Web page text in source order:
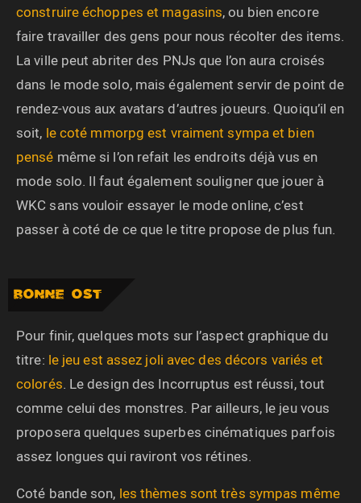
construire échoppes et magasins, ou bien encore
faire travailler des gens pour nous récolter des items.
La ville peut abriter des PNJs que l’on aura croisés
dans le mode solo, mais également servir de point de
rendez-vous aux avatars d’autres joueurs. Quoiqu’il en
soit, le coté mmorpg est vraiment sympa et bien
pensé même si l’on refait les endroits déjà vus en
mode solo. Il faut également souligner que jouer à
WKC sans vouloir essayer le mode online, c’est
passer à coté de ce que le titre propose de plus fun.
BONNE OST
Pour finir, quelques mots sur l’aspect graphique du
titre: le jeu est assez joli avec des décors variés et
colorés. Le design des Incorruptus est réussi, tout
comme celui des monstres. Par ailleurs, le jeu vous
proposera quelques superbes cinématiques parfois
assez longues qui raviront vos rétines.
Coté bande son, les thèmes sont très sympas même